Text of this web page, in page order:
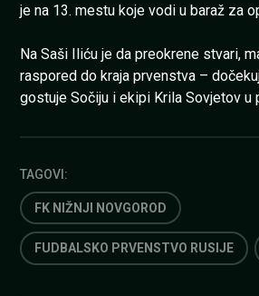
je na 13. mestu koje vodi u baraž za
Na Saši Iliću je da preokrene stvari,
raspored do kraja prvenstva –
gostuje Sočiju i ekipi Krila Sovjetov u
TAGOVI:
FK NIŽNJI NOVGOROD
FUDBALSKO PRVENSTVO RUSIJE